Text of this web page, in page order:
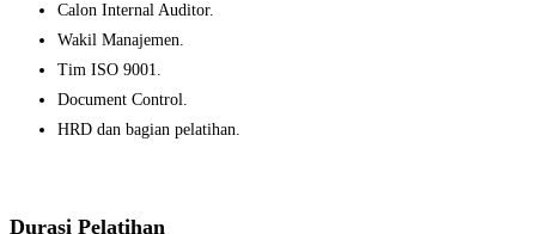
Calon Internal Auditor.
Wakil Manajemen.
Tim ISO 9001.
Document Control.
HRD dan bagian pelatihan.
Durasi Pelatihan